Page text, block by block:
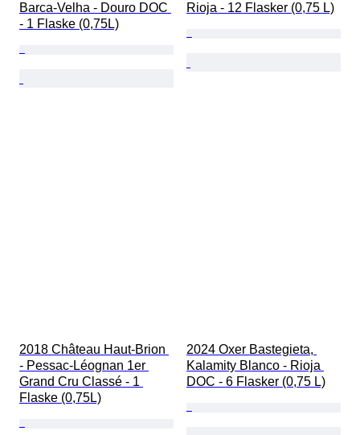
Barca-Velha - Douro DOC
- 1 Flaske (0,75L)
Rioja - 12 Flasker (0,75 L)
2018 Château Haut-Brion
- Pessac-Léognan 1er
Grand Cru Classé - 1
Flaske (0,75L)
2024 Oxer Bastegieta,
Kalamity Blanco - Rioja
DOC - 6 Flasker (0,75 L)